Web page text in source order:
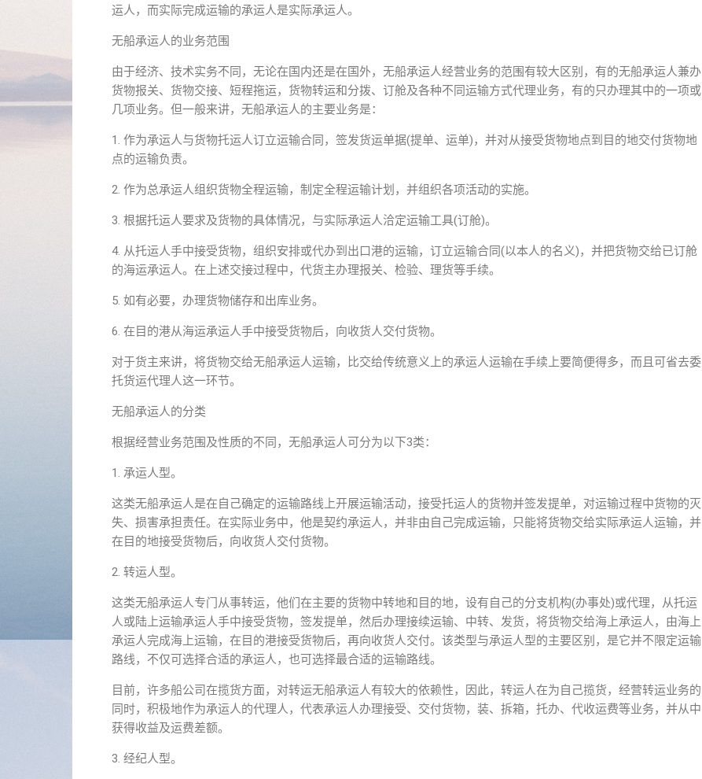
运人，而实际完成运输的承运人是实际承运人。
无船承运人的业务范围
由于经济、技术实务不同，无论在国内还是在国外，无船承运人经营业务的范围有较大区别，有的无船承运人兼办
货物报关、货物交接、短程拖运，货物转运和分拨、订舱及各种不同运输方式代理业务，有的只办理其中的一项或
几项业务。但一般来讲，无船承运人的主要业务是：
1. 作为承运人与货物托运人订立运输合同，签发货运单据(提单、运单)，并对从接受货物地点到目的地交付货物地
点的运输负责。
2. 作为总承运人组织货物全程运输，制定全程运输计划，并组织各项活动的实施。
3. 根据托运人要求及货物的具体情况，与实际承运人洽定运输工具(订舱)。
4. 从托运人手中接受货物，组织安排或代办到出口港的运输，订立运输合同(以本人的名义)，并把货物交给已订舱
的海运承运人。在上述交接过程中，代货主办理报关、检验、理货等手续。
5. 如有必要，办理货物储存和出库业务。
6. 在目的港从海运承运人手中接受货物后，向收货人交付货物。
对于货主来讲，将货物交给无船承运人运输，比交给传统意义上的承运人运输在手续上要简便得多，而且可省去委
托货运代理人这一环节。
无船承运人的分类
根据经营业务范围及性质的不同，无船承运人可分为以下3类：
1. 承运人型。
这类无船承运人是在自己确定的运输路线上开展运输活动，接受托运人的货物并签发提单，对运输过程中货物的灭
失、损害承担责任。在实际业务中，他是契约承运人，并非由自己完成运输，只能将货物交给实际承运人运输，并
在目的地接受货物后，向收货人交付货物。
2. 转运人型。
这类无船承运人专门从事转运，他们在主要的货物中转地和目的地，设有自己的分支机构(办事处)或代理，从托运
人或陆上运输承运人手中接受货物，签发提单，然后办理接续运输、中转、发货，将货物交给海上承运人，由海上
承运人完成海上运输，在目的港接受货物后，再向收货人交付。该类型与承运人型的主要区别，是它并不限定运输
路线，不仅可选择合适的承运人，也可选择最合适的运输路线。
目前，许多船公司在揽货方面，对转运无船承运人有较大的依赖性，因此，转运人在为自己揽货，经营转运业务的
同时，积极地作为承运人的代理人，代表承运人办理接受、交付货物，装、拆箱，托办、代收运费等业务，并从中
获得收益及运费差额。
3. 经纪人型。